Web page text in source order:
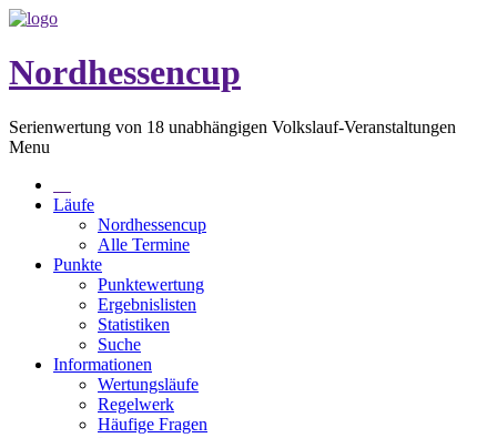
Nordhessencup
Serienwertung von 18 unabhängigen Volkslauf-Veranstaltungen
Menu
Läufe
Nordhessencup
Alle Termine
Punkte
Punktewertung
Ergebnislisten
Statistiken
Suche
Informationen
Wertungsläufe
Regelwerk
Häufige Fragen